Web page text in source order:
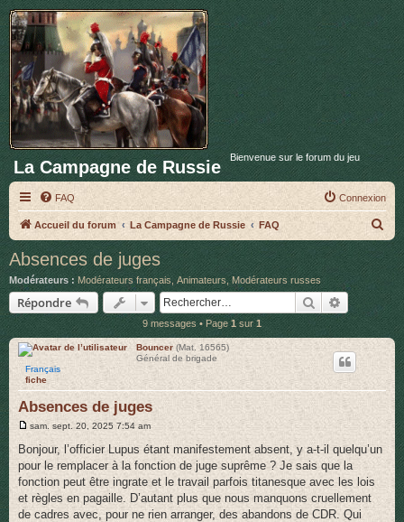
La Campagne de Russie Bienvenue sur le forum du jeu
FAQ Connexion
Accueil du forum La Campagne de Russie FAQ
e
c
c
e
r
Absences de juges
Modérateurs : Modérateurs français, Animateurs ,Modérateurs russes
Répondre Rechercher
9 messages • Page1 sur1
Bouncer(Mat. 16565)
Général de brigade
Français
fiche
Absences de juges
M
s
a
g
sam. sept. 20, 2025 7:54 am
Bonjour, l’officier Lupus étant manifestement absent, y a-t-il quelqu’un
pour le remplacer à la fonction de juge suprême ? Je sais que la
fonction peut être ingrate et le travail parfois titanesque avec les lois
et règles en pagaille. D’autant plus que nous manquons cruellement
de cadres avec, pour ne rien arranger, des abandons de CDR. Qui